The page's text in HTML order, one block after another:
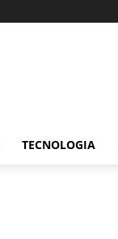
TECNOLOGIA